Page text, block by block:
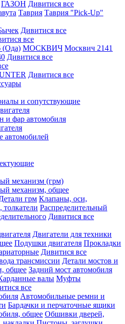
ГАЗОН Дивитися все
Таврия Таврия "Pick-Up"
Дивитися все
все
(Ода) МОСКВИЧ Москвич 2141
Дивитися все
Дивитися все
и сопутствующие
и фар автомобиля
автомобилей
механизм (грм)
механизм, общее
грм Клапаны, оси,
толкатели Распределительный
Дивитися все
Двигатели для техники
Подушки двигателя Прокладки
Дивитися все
трансмиссии Детали мостов и
общее Задний мост автомобиля
валы Муфты
все
Автомобильные ремни и
Бардачки и перчаточные ящики
общее Обшивки дверей,